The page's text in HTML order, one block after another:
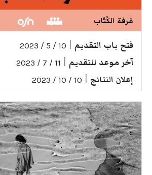
غرفة الكُتّاب
فتح باب التقديم 10 / 5 / 2023
آخر موعد للتقديم 11 / 7 / 2023
إعلان النتائج 10 / 10 / 2023